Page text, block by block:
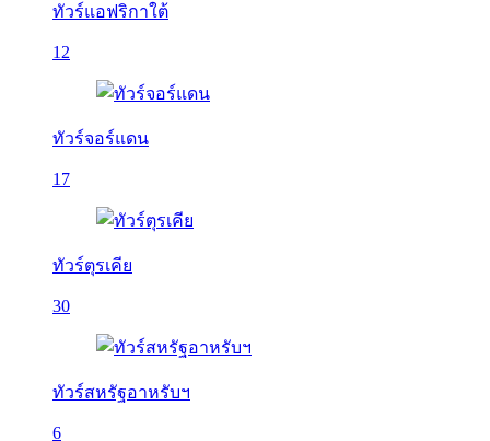
ทัวร์แอฟริกาใต้
12
ทัวร์จอร์แดน
17
ทัวร์ตุรเคีย
30
ทัวร์สหรัฐอาหรับฯ
6